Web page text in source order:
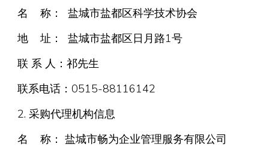
名 称： 盐城市盐都区科学技术协会
地 址： 盐城市盐都区日月路1号
联 系 人：祁先生
联系电话：0515-88116142
2. 采购代理机构信息
名 称： 盐城市畅为企业管理服务有限公司